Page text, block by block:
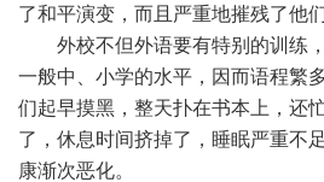
了和平演变，而且严重地摧残了他
外校不但外语要有特别的训练，
一般中、小学的水平，因而语程繁
们起早摸黑，整天扑在书本上，还
了，休息时间挤掉了，睡眠严重不
康渐次恶化。